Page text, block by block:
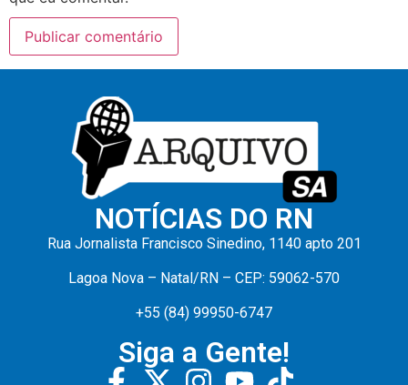
NOTÍCIAS DO RN
Rua Jornalista Francisco Sinedino, 1140 apto 201
Lagoa Nova – Natal/RN – CEP: 59062-570
+55 (84) 99950-6747
Siga a Gente!